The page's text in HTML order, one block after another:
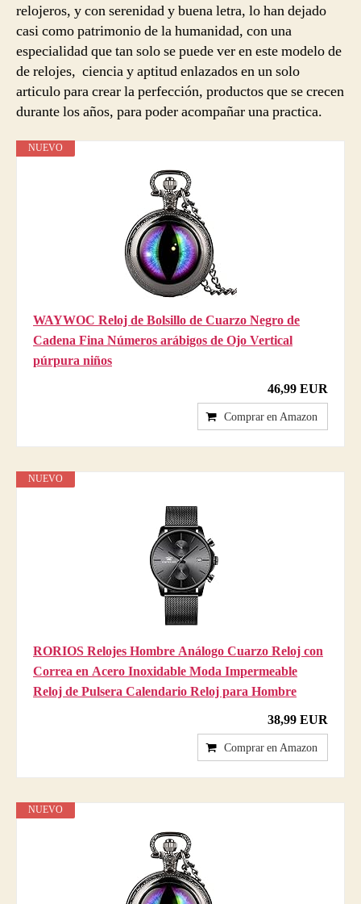
relojeros, y con serenidad y buena letra, lo han dejado
casi como patrimonio de la humanidad, con una
especialidad que tan solo se puede ver en este modelo de
de relojes, ciencia y aptitud enlazados en un solo
articulo para crear la perfección, productos que se crecen
durante los años, para poder acompañar una practica.
NUEVO
WAYWOC Reloj de Bolsillo de Cuarzo Negro de
Cadena Fina Números arábigos de Ojo Vertical
púrpura niños
46,99 EUR
Comprar en Amazon
NUEVO
RORIOS Relojes Hombre Análogo Cuarzo Reloj con
Correa en Acero Inoxidable Moda Impermeable
Reloj de Pulsera Calendario Reloj para Hombre
38,99 EUR
Comprar en Amazon
NUEVO